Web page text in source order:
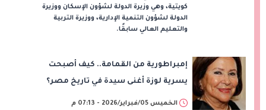
كويتية، وهي وزيرة الدولة لشؤون الإسكان ووزيرة
الدولة لشؤون التنمية الإدارية، ووزيرة التربية
والتعليم العالي سابقًا.
إمبراطورية من القمامة.. كيف أصبحت
يسرية لوزة أغنى سيدة في تاريخ مصر؟
الخميس 05/فبراير/2026 - 07:13 م